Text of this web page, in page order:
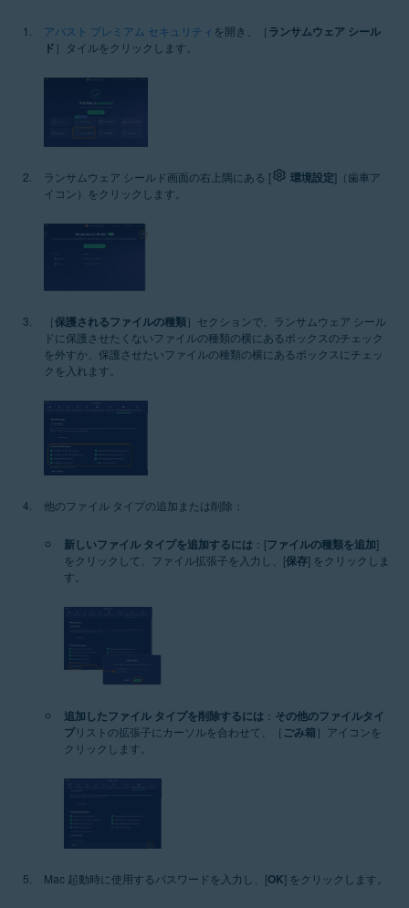
アバスト プレミアム セキュリティ を開き、［ ランサムウェア シール
ド ］タイルをクリックします。
ランサムウェア シールド画面の右上隅にある [ 環境設定]（歯車ア
イコン）をクリックします。
［保護されるファイルの種類］セクションで、ランサムウェア シール
ドに保護させたくないファイルの種類の横にあるボックスのチェック
を外すか、保護させたいファイルの種類の横にあるボックスにチェッ
クを入れます。
他のファイル タイプの追加または削除：
新しいファイル タイプを追加するには ：[ファイルの種類を追加]
をクリックして、ファイル拡張子を入力し、[保存] をクリックしま
す。
追加したファイル タイプを削除するには ： その他のファイルタイ
プリストの拡張子にカーソルを合わせて、［ ごみ箱］アイコンを
クリックします。
Mac 起動時に使用するパスワードを入力し、[OK] をクリックします。